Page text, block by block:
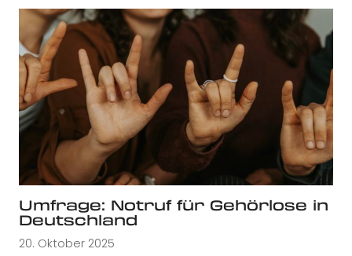
Umfrage: Notruf für Gehörlose in
Deutschland
20. Oktober 2025